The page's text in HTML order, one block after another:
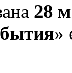
28
»